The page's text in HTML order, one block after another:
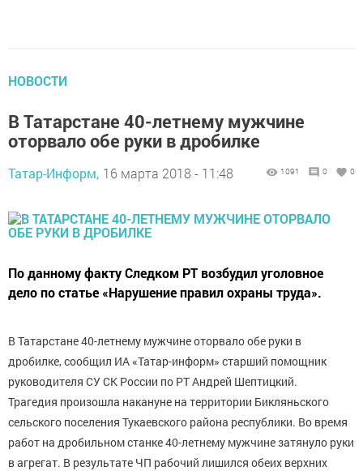
НОВОСТИ
В Татарстане 40-летнему мужчине
оторвало обе руки в дробилке
Татар-Информ, 16 марта 2018 - 11:48 1091 0 0
По данному факту Следком РТ возбудил уголовное
дело по статье «Нарушение правил охраны труда».
В Татарстане 40-летнему мужчине оторвало обе руки в
дробилке, сообщил ИА «Татар-информ» старший помощник
руководителя СУ СК России по РТ Андрей Шептицкий.
Трагедия произошла накануне на территории Бикляньского
сельского поселения Тукаевского района республики. Во время
работ на дробильном станке 40-летнему мужчине затянуло руки
в агрегат. В результате ЧП рабочий лишился обеих верхних